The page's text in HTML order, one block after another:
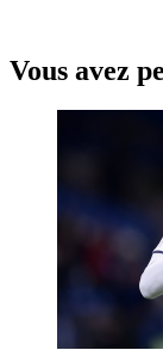
Vous avez